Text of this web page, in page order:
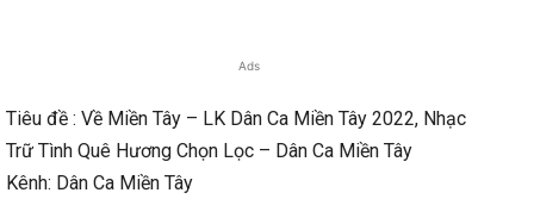
Ads
Tiêu đề : Về Miền Tây – LK Dân Ca Miền Tây 2022, Nhạc
Trữ Tình Quê Hương Chọn Lọc – Dân Ca Miền Tây
Kênh: Dân Ca Miền Tây